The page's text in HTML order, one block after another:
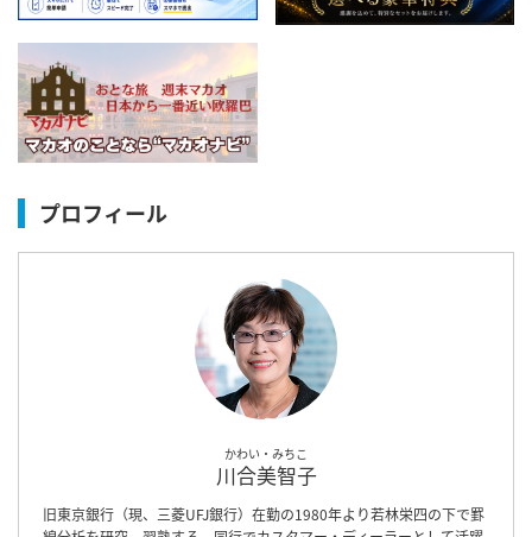
プロフィール
かわい・みちこ
川合美智子
旧東京銀行（現、三菱UFJ銀行）在勤の1980年より若林栄四の下で罫